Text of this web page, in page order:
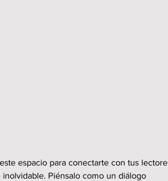
espacio para conectarte con tus
Piénsalo como un diálogo